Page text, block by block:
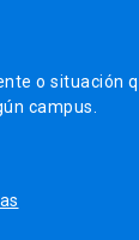
o situación
campus.